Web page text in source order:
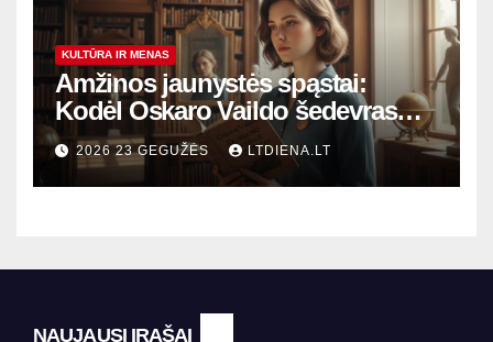
KULTŪRA IR MENAS
Amžinos jaunystės spąstai:
Kodėl Oskaro Vaildo šedevras
šiandien aktualesnis nei bet
kada?
2026 23 GEGUŽĖS LTDIENA.LT
NAUJAUSI ĮRAŠAI